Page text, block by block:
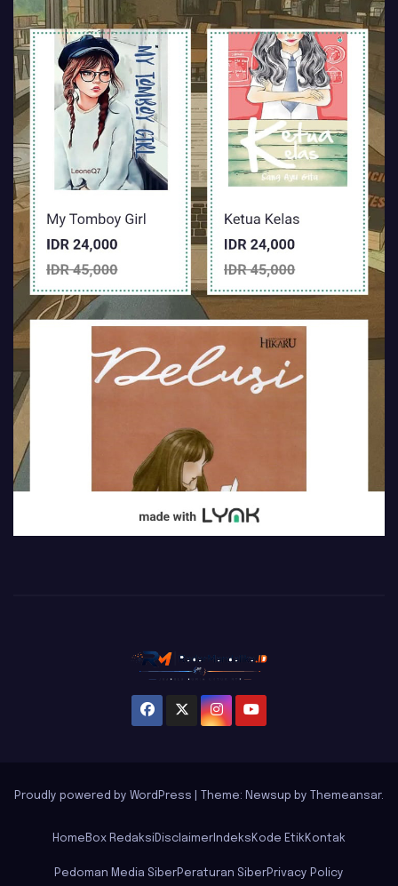
Proudly powered by WordPress Theme: Newsup by Themeansar.
Home Box Redaksi Disclaimer Indeks Kode Etik Kontak
Pedoman Media SiberPeraturan SiberPrivacy Policy